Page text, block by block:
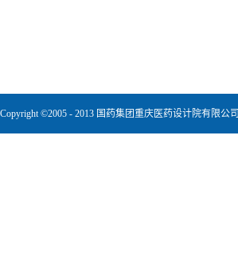
Copyright ©2005 - 2013 国药集团重庆医药设计院有限公司